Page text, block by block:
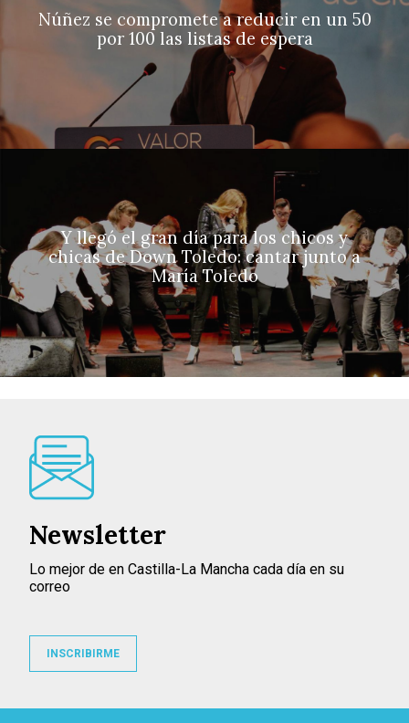
Núñez se compromete a reducir en un 50
por 100 las listas de espera
Y llegó el gran día para los chicos y
chicas de Down Toledo: cantar junto a
María Toledo
Newsletter
Lo mejor de en Castilla-La Mancha cada día en su
correo
INSCRIBIRME